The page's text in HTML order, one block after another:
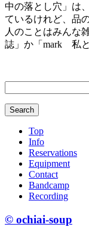
中の落とし穴」は
ているけれど、品
人のことはみんな
誌」か「mark 私
Top
Info
Reservations
Equipment
Contact
Bandcamp
Recording
© ochiai-soup